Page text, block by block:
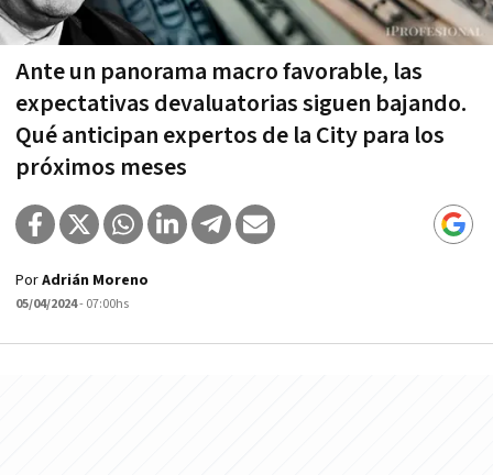
Ante un panorama macro favorable, las
expectativas devaluatorias siguen bajando.
Qué anticipan expertos de la City para los
próximos meses
PorAdrián Moreno
05/04/2024- 07:00hs